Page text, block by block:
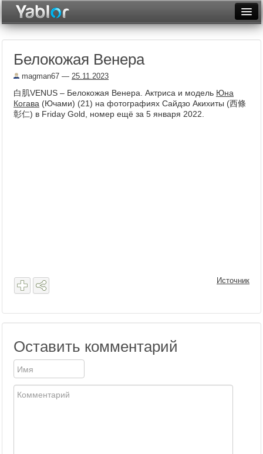
Неделя
Рейтинги
Белокожая Венера
magman67 — 25.11.2023
白肌VENUS – Белокожая Венера. Актриса и модель Юна
Когава (Ючами) (21) на фотографиях Сайдзо Акихиты (西條
彰仁) в Friday Gold, номер ещё за 5 января 2022.
Источник
Оставить комментарий